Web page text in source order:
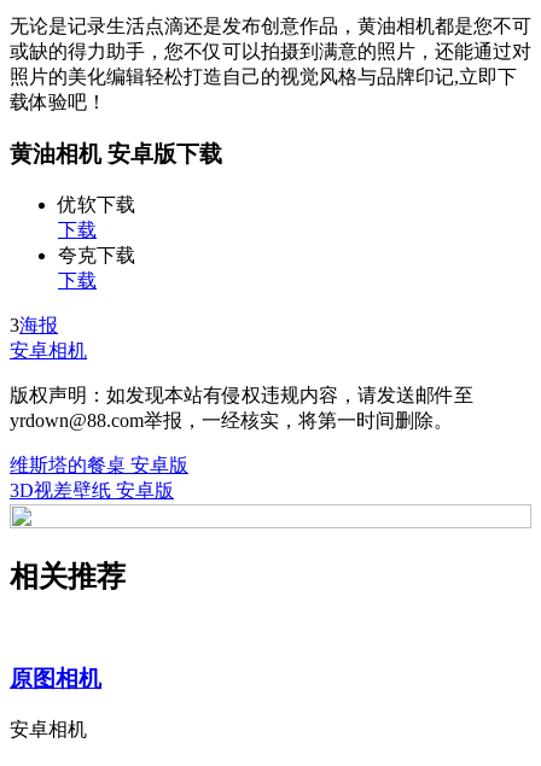
无论是记录生活点滴还是发布创意作品，黄油相机都是您不可
或缺的得力助手，您不仅可以拍摄到满意的照片，还能通过对
照片的美化编辑轻松打造自己的视觉风格与品牌印记,立即下
载体验吧！
黄油相机 安卓版下载
优软下载
下载
夸克下载
下载
3海报
安卓相机
版权声明：如发现本站有侵权违规内容，请发送邮件至
yrdown@88.com举报，一经核实，将第一时间删除。
维斯塔的餐桌 安卓版
3D视差壁纸 安卓版
相关推荐
原图相机
安卓相机